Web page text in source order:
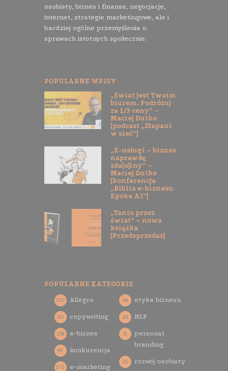
osobisty, biznes i finanse, negocjacje,
internet, strategie marketingowe, ale i
bardziej ogólne przemyślenia o
sprawach istotnych społecznie.
POPULARNE WPISY
„Świat jest Twoim
biurem. Podróżuj
za 1/3 ceny” –
Maciej Dutko
[podcast „Złapani
w sieć”]
„E-usługi – biznes
naprawdę
zda[o]lny” –
Maciej Dutko
[konferencja
„Biblia e-biznesu.
Epoka AI”]
„Tanio przez
świat” – nowa
książka
[Przedsprzedaż]
POPULARNE KATEGORIE
Allegro
107
copywriting
60
e-biznes
268
konkurencja
97
e-marketing
170
etyka biznesu
94
NLP
29
personal
branding
9
rozwój osobisty
26